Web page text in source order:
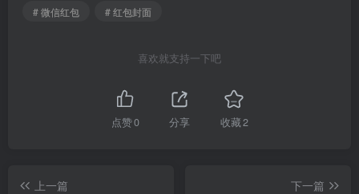
# 微信红包
# 红包封面
喜欢就支持一下吧
点赞0 分享 收藏2
上一篇
下一篇